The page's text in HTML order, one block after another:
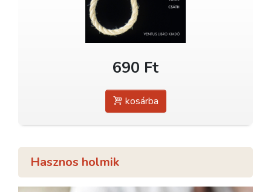
690 Ft
kosárba
Hasznos holmik